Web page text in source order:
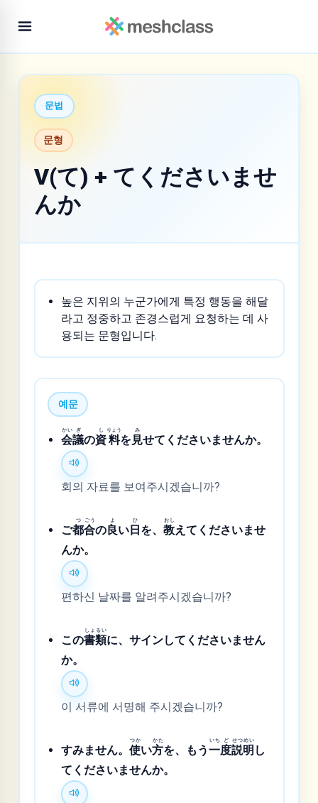
문법
문형
V(て) + てくださいませ
んか
높은 지위의 누군가에게 특정 행동을 해달
라고 정중하고 존경스럽게 요청하는 데 사
용되는 문형입니다.
예문
会
かい
議
ぎ
の資
し
料
りょう
を見
み
せてくださいませんか。
회의 자료를 보여주시겠습니까?
ご都
つ
合
ごう
の良
よ
い日
ひ
を、教
おし
えてくださいませ
んか。
편하신 날짜를 알려주시겠습니까?
この書
しょ
類
るい
に、サインしてくださいません
か。
이 서류에 서명해 주시겠습니까?
すみません。使
つか
い方
かた
を、もう一
いち
度
ど
説
せつ
明
めい
し
てくださいませんか。